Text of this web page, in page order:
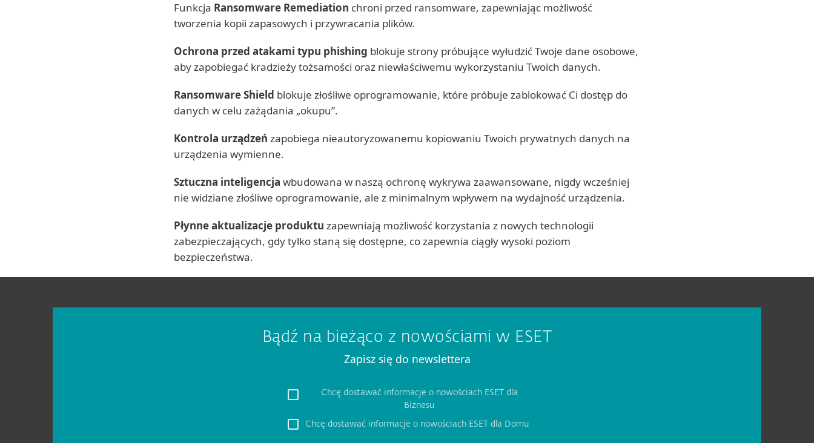
Funkcja Ransomware Remediation chroni przed ransomware, zapewniając możliwość
tworzenia kopii zapasowych i przywracania plików.
Ochrona przed atakami typu phishing blokuje strony próbujące wyłudzić Twoje dane osobowe,
aby zapobiegać kradzieży tożsamości oraz niewłaściwemu wykorzystaniu Twoich danych.
Ransomware Shield blokuje złośliwe oprogramowanie, które próbuje zablokować Ci dostęp do
danych w celu zażądania „okupu”.
Kontrola urządzeń zapobiega nieautoryzowanemu kopiowaniu Twoich prywatnych danych na
urządzenia wymienne.
Sztuczna inteligencja wbudowana w naszą ochronę wykrywa zaawansowane, nigdy wcześniej
nie widziane złośliwe oprogramowanie, ale z minimalnym wpływem na wydajność urządzenia.
Płynne aktualizacje produktu zapewniają możliwość korzystania z nowych technologii
zabezpieczających, gdy tylko staną się dostępne, co zapewnia ciągły wysoki poziom
bezpieczeństwa.